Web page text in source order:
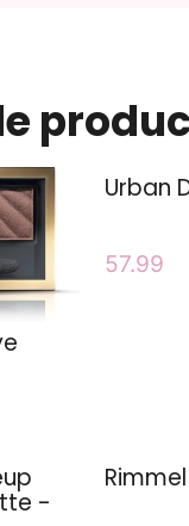
Urban
57.99
-